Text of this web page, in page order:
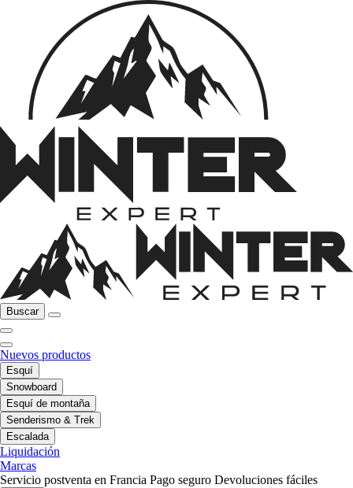
Buscar
Nuevos productos
Esquí
Snowboard
Esquí de montaña
Senderismo & Trek
Escalada
Liquidación
Marcas
Servicio postventa en Francia Pago seguro Devoluciones fáciles